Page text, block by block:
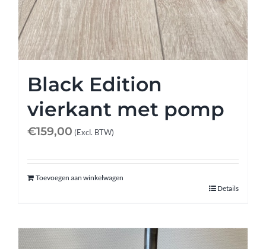
Black Edition
vierkant met pomp
€159,00 (Excl. BTW)
Toevoegen aan winkelwagen
Details